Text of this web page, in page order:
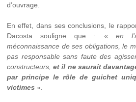
d’ouvrage.
En effet, dans ses conclusions, le
Dacosta souligne que : « en
méconnaissance de ses obligations, le
pas responsable sans faute des
constructeurs,et il ne saurait
par principe le rôle de guichet
victimes ».